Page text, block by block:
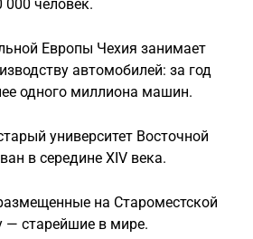
000 человек.
Европы Чехия занимает
автомобилей: за год
одного миллиона машин.
университет Восточной
в середине XIV века.
на Староместской
— старейшие в мире.